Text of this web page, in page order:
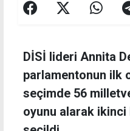
DİSİ lideri Annita
parlamentonun ilk
seçimde 56
oyunu alarak ikinci